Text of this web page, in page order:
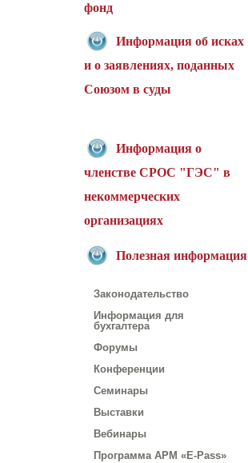
фонд
Информация об исках
и о заявлениях, поданных
Союзом в суды
Информация о
членстве СРОС "ГЭС" в
некоммерческих
организациях
Полезная информация
Законодательство
Информация для
бухгалтера
Форумы
Конференции
Семинары
Выставки
Вебинары
Программа АРМ «E-Pass»